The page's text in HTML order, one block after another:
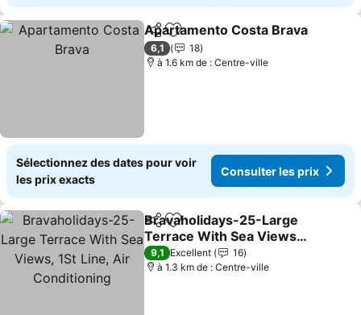
PartagerAjouter à mes favoris
Apartamento Costa Brava
6,1
18
à 1.6 km de : Centre-ville
Sélectionnez des dates pour voir
les prix exacts
Consulter les prix
PartagerAjouter à mes favoris
Bravaholidays-25-Large
Terrace With Sea Views,
1St Line, Air Conditioning
9,1 Excellent
16
à 1.3 km de : Centre-ville